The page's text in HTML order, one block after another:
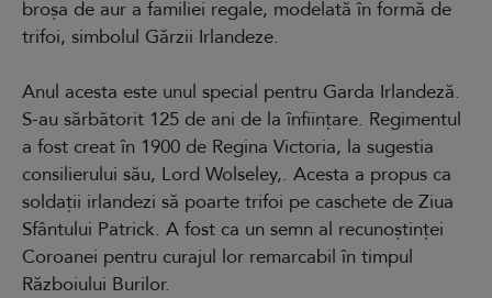
broșa de aur a familiei regale, modelată în formă de
trifoi, simbolul Gărzii Irlandeze.
Anul acesta este unul special pentru Garda Irlandeză.
S-au sărbătorit 125 de ani de la înființare. Regimentul
a fost creat în 1900 de Regina Victoria, la sugestia
consilierului său, Lord Wolseley,. Acesta a propus ca
soldații irlandezi să poarte trifoi pe caschete de Ziua
Sfântului Patrick. A fost ca un semn al recunoștinței
Coroanei pentru curajul lor remarcabil în timpul
Războiului Burilor.